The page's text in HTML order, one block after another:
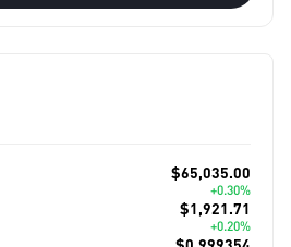
$65,035.00
+0.30%
$1,921.71
+0.20%